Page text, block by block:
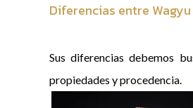
Diferencias entre
Sus diferencias debemos
propiedades y procedencia.